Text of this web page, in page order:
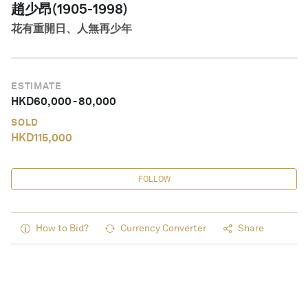
趙少昂(1905-1998)
花有重開日、人無再少年
ESTIMATE
HKD60,000-80,000
SOLD
HKD115,000
FOLLOW
How to Bid? Currency Converter Share